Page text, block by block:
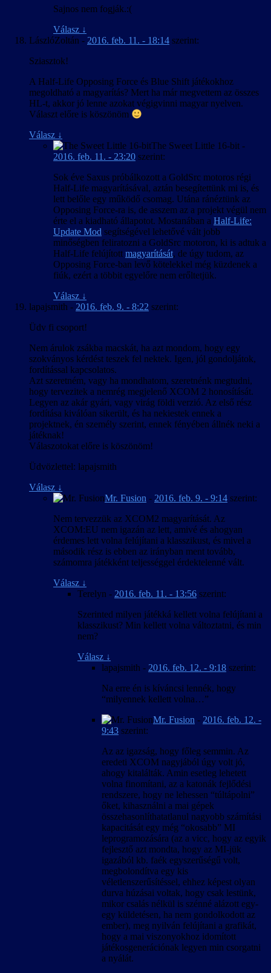
Sajnos nem fogják.:(
Válasz ↓
LászlóZoltán - 2016. feb. 11. - 18:14 szerint:
Sziasztok!
A Half-Life Opposing Force és Blue Shift játékokhoz
megoldható a magyarítás? Mert ha már megvettem az összes
HL-t, akkor jó lenne azokat végigvinni magyar nyelven.
Választ előre is köszönöm
Válasz ↓
The Sweet Little 16-bit -
2016. feb. 11. - 23:20 szerint:
Sok éve Saxus próbálkozott a GoldSrc motoros régi
Half-Life magyarításával, aztán besegítettünk mi is, és
lett belőle egy működő csomag. Utána ránéztünk az
Opposing Force-ra is, de asszem az a projekt végül nem
érte el a kiadható állapotot. Mostanában a Half-Life:
Update Mod segítségével lehetővé vált jobb
minőségben feliratozni a GoldSrc motoron, ki is adtuk a
Half-Life felújított magyarítását, de úgy tudom, az
Opposing Force-ban levő kötelekkel még küzdenek a
fiúk, ezért a többit egyelőre nem erőltetjük.
Válasz ↓
lapajsmith - 2016. feb. 9. - 8:22 szerint:
Üdv fi csoport!
Nem árulok zsákba macskát, ha azt mondom, hogy egy
szokványos kérdést teszek fel nektek. Igen, jól gondoljátok,
fordítással kapcsolatos.
Azt szeretném, vagy ha mondhatom, szeretnénk megtudni,
hogy tervezitek a nemrég megjelenő XCOM 2 honosítását.
Legyen az akár gyári, vagy virág földi verzió. Az első rész
fordítása kiválóan sikerült, és ha nekiestek ennek a
projektnek, én személy szerint, ennek fényében állnék neki a
játéknak!
Válaszotokat előre is köszönöm!
Üdvözlettel: lapajsmith
Válasz ↓
Mr. Fusion - 2016. feb. 9. - 9:14 szerint:
Nem tervezzük az XCOM2 magyarítását. Az
XCOM:EU nem igazán az lett, amivé és ahogyan
érdemes lett volna felújítani a klasszikust, és mivel a
második rész is ebben az irányban ment tovább,
számomra játékként teljességgel érdektelenné vált.
Válasz ↓
Terelyn - 2016. feb. 11. - 13:56 szerint:
Szerinted milyen játékká kellett volna felújítani a
klasszikust? Min kellett volna változtatni, és min
nem?
Válasz ↓
lapajsmith - 2016. feb. 12. - 9:18 szerint:
Na erre én is kíváncsi lennék, hogy
“milyennek kellett volna…”
Mr. Fusion - 2016. feb. 12. -
9:43 szerint:
Az az igazság, hogy főleg semmin. Az
eredeti XCOM nagyjából úgy volt jó,
ahogy kitalálták. Amin esetleg lehetett
volna finomítani, az a katonák fejlődési
rendszere, hogy ne lehessen “túltápolni”
őket, kihasználni a mai gépek
összehasonlíthatatlanul nagyobb számítási
kapacitását egy még “okosabb” MI
leprogramozására (az a vicc, hogy az egyik
fejlesztő azt mondta, hogy az MI-jük
igazából kb. faék egyszerűségű volt,
megbolondítva egy kis
véletlenszerűsítéssel, ehhez képest olyan
durva húzásai voltak, hogy csak lestünk,
mikor csalás nélkül is szénné alázott egy-
egy küldetésen, ha nem gondolkodott az
ember), meg nyilván felújítani a grafikát,
hogy a mai viszonyokhoz idomított
játékosgenerációnak legyen min csorgatni
a nyálát.